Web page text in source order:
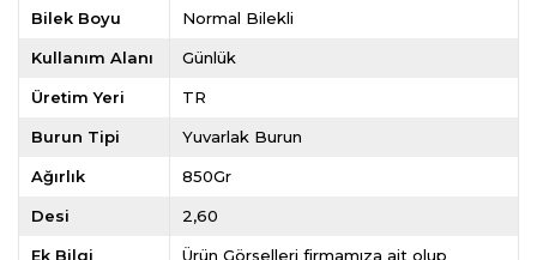
Bilek Boyu Normal Bilekli
Kullanım Alanı Günlük
Üretim Yeri TR
Burun Tipi Yuvarlak Burun
Ağırlık 850Gr
Desi 2,60
Ek Bilgi
Ürün Görselleri firmamıza ait olup